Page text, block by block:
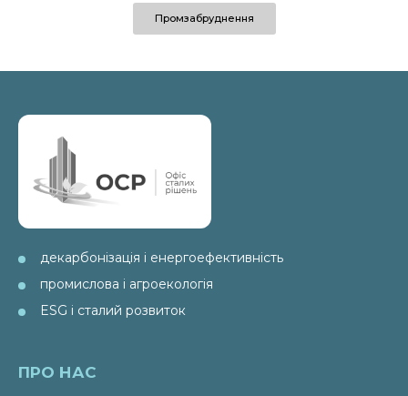
Промзабруднення
декарбонізація і енергоефективність
промислова і агроекологія
ESG і сталий розвиток
ПРО НАС